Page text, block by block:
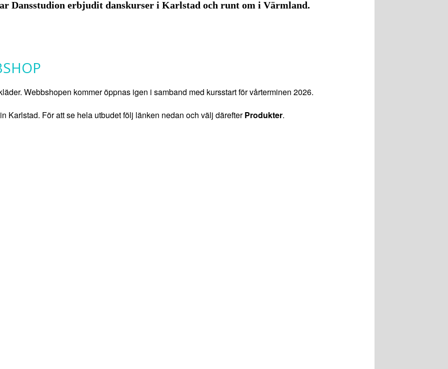
Dansstudion erbjudit danskurser i Karlstad och runt om i Värmland.
Webbshopen kommer öppnas igen i samband med kursstart för vårterminen 2026.
Karlstad. För att se hela utbudet följ länken nedan och välj därefterProdukter.